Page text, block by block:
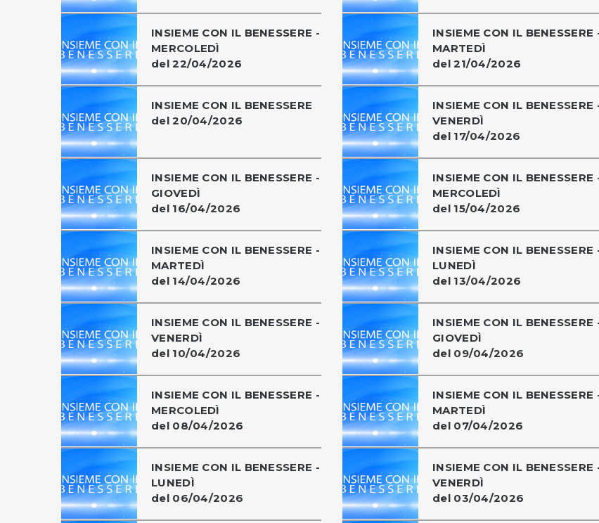
INSIEME CON IL BENESSERE -
MERCOLEDÌ
del 22/04/2026
INSIEME CON IL BENESSERE
MARTEDÌ
del 21/04/2026
INSIEME CON IL BENESSERE
del 20/04/2026
INSIEME CON IL BENESSERE
VENERDÌ
del 17/04/2026
INSIEME CON IL BENESSERE -
GIOVEDÌ
del 16/04/2026
INSIEME CON IL BENESSERE
MERCOLEDÌ
del 15/04/2026
INSIEME CON IL BENESSERE -
MARTEDÌ
del 14/04/2026
INSIEME CON IL BENESSERE
LUNEDÌ
del 13/04/2026
INSIEME CON IL BENESSERE -
VENERDÌ
del 10/04/2026
INSIEME CON IL BENESSERE
GIOVEDÌ
del 09/04/2026
INSIEME CON IL BENESSERE -
MERCOLEDÌ
del 08/04/2026
INSIEME CON IL BENESSERE
MARTEDÌ
del 07/04/2026
INSIEME CON IL BENESSERE -
LUNEDÌ
del 06/04/2026
INSIEME CON IL BENESSERE
VENERDÌ
del 03/04/2026